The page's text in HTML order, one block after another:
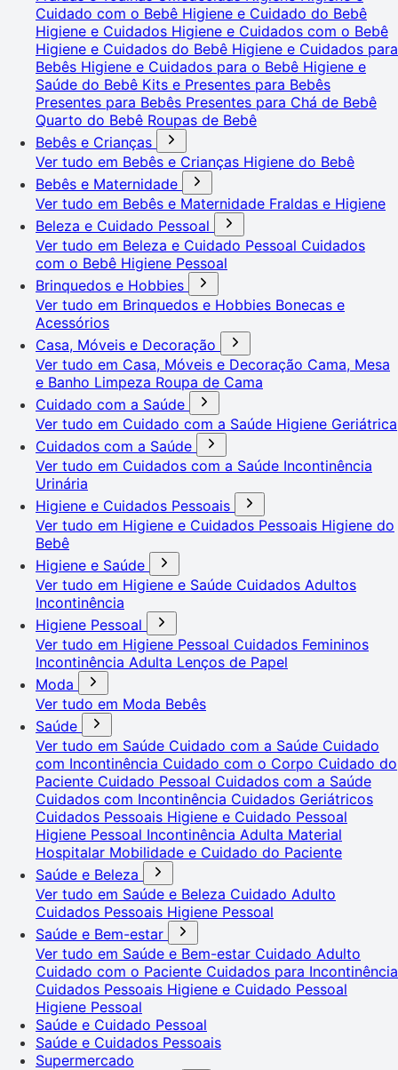
Cuidado com o Bebê Higiene e Cuidado do Bebê
Higiene e Cuidados Higiene e Cuidados com o Bebê
Higiene e Cuidados do Bebê Higiene e Cuidados para
Bebês Higiene e Cuidados para o Bebê Higiene e
Saúde do Bebê Kits e Presentes para Bebês
Presentes para Bebês Presentes para Chá de Bebê
Quarto do Bebê Roupas de Bebê
Bebês e Crianças
Ver tudo em Bebês e Crianças Higiene do Bebê
Bebês e Maternidade
Ver tudo em Bebês e Maternidade Fraldas e Higiene
Beleza e Cuidado Pessoal
Ver tudo em Beleza e Cuidado Pessoal Cuidados
com o Bebê Higiene Pessoal
Brinquedos e Hobbies
Ver tudo em Brinquedos e Hobbies Bonecas e
Acessórios
Casa, Móveis e Decoração
Ver tudo em Casa, Móveis e Decoração Cama, Mesa
e Banho Limpeza Roupa de Cama
Cuidado com a Saúde
Ver tudo em Cuidado com a Saúde Higiene Geriátrica
Cuidados com a Saúde
Ver tudo em Cuidados com a Saúde Incontinência
Urinária
Higiene e Cuidados Pessoais
Ver tudo em Higiene e Cuidados Pessoais Higiene do
Bebê
Higiene e Saúde
Ver tudo em Higiene e Saúde Cuidados Adultos
Incontinência
Higiene Pessoal
Ver tudo em Higiene Pessoal Cuidados Femininos
Incontinência Adulta Lenços de Papel
Moda
Ver tudo em Moda Bebês
Saúde
Ver tudo em Saúde Cuidado com a Saúde Cuidado
com Incontinência Cuidado com o Corpo Cuidado do
Paciente Cuidado Pessoal Cuidados com a Saúde
Cuidados com Incontinência Cuidados Geriátricos
Cuidados Pessoais Higiene e Cuidado Pessoal
Higiene Pessoal Incontinência Adulta Material
Hospitalar Mobilidade e Cuidado do Paciente
Saúde e Beleza
Ver tudo em Saúde e Beleza Cuidado Adulto
Cuidados Pessoais Higiene Pessoal
Saúde e Bem-estar
Ver tudo em Saúde e Bem-estar Cuidado Adulto
Cuidado com o Paciente Cuidados para Incontinência
Cuidados Pessoais Higiene e Cuidado Pessoal
Higiene Pessoal
Saúde e Cuidado Pessoal
Saúde e Cuidados Pessoais
Supermercado